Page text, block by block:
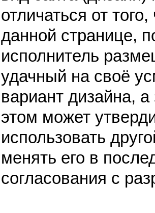
отличаться от
данной странице,
исполнитель
удачный на своё
вариант дизайна, а
этом может
использовать
менять его в
согласования с